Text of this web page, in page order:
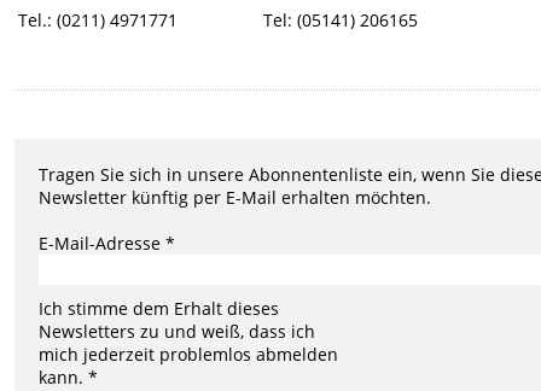
Tel.: (0211) 4971771
Tel: (05141) 206165
Tragen Sie sich in unsere Abonnentenliste ein, wenn Sie
Newsletter künftig per E-Mail erhalten möchten.
E-Mail-Adresse *
Ich stimme dem Erhalt dieses
Newsletters zu und weiß, dass ich
mich jederzeit problemlos abmelden
kann. *